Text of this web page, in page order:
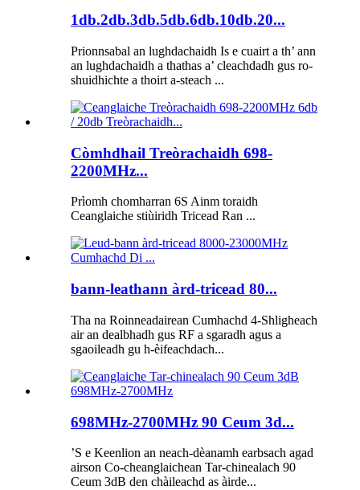
1db.2db.3db.5db.6db.10db.20...
Prionnsabal an lughdachaidh Is e cuairt a th’ ann
an lughdachaidh a thathas a’ cleachdadh gus ro-
shuidhichte a thoirt a-steach ...
Còmhdhail Treòrachaidh 698-
2200MHz...
Prìomh chomharran 6S Ainm toraidh
Ceanglaiche stiùiridh Tricead Ran ...
bann-leathann àrd-tricead 80...
Tha na Roinneadairean Cumhachd 4-Shligheach
air an dealbhadh gus RF a sgaradh agus a
sgaoileadh gu h-èifeachdach...
698MHz-2700MHz 90 Ceum 3d...
’S e Keenlion an neach-dèanamh earbsach agad
airson Co-cheanglaichean Tar-chinealach 90
Ceum 3dB den chàileachd as àirde...